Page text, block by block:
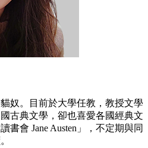
奴。目前於大學任教，教授文學
古典文學，卻也喜愛各國經典文
書會 Jane Austen」，不定期與同